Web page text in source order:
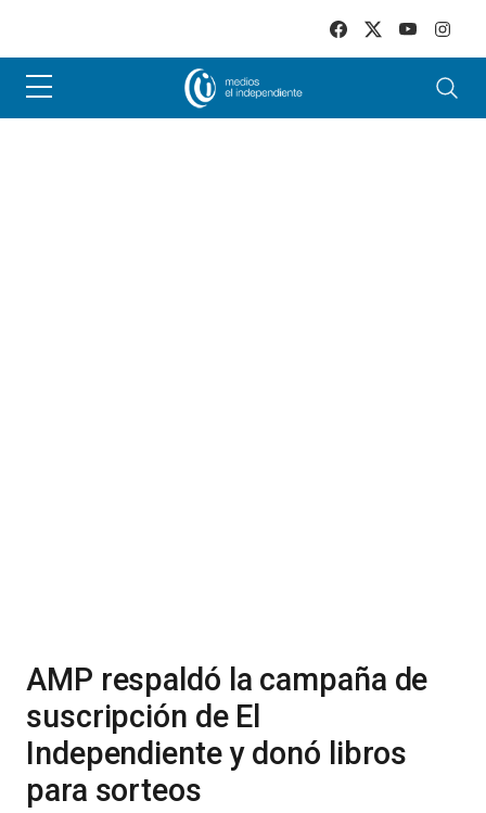
AMP respaldó la campaña de
suscripción de El
Independiente y donó libros
para sorteos